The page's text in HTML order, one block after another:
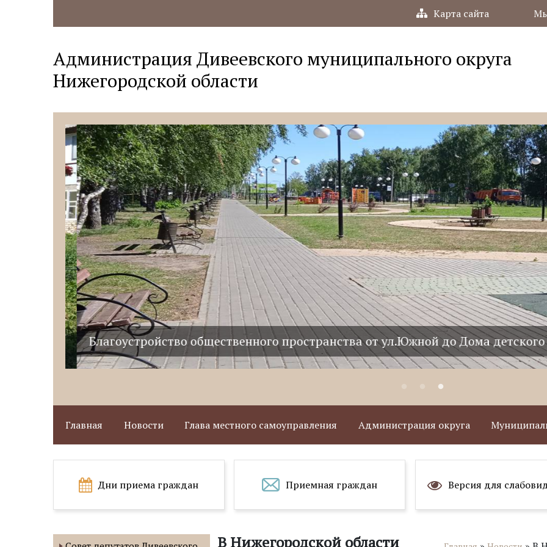
Карта сайта
Администрация Дивеевского муниципального округа
Нижегородской области
Благоустройство общественного пространства от ул.Южной до Дома детского
Главная Новости Глава местного самоуправления Администрация округа
Дни приема граждан Приемная граждан Версия для
В Нижегородской области